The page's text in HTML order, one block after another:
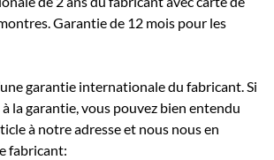
Garantie de 12 mois pour les
garantie internationale du fabricant. Si
la garantie, vous pouvez bien entendu
à notre adresse et nous nous en
fabricant: